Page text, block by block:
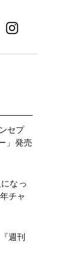
セプ
」発売
なっ
チャ
週刊